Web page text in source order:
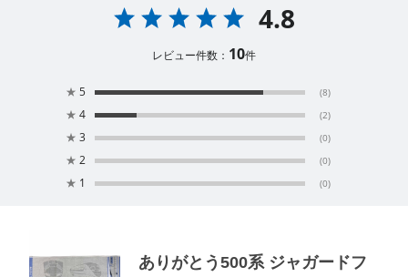
4.8
レビュー件数： 10件
★ 5 (8)
★ 4 (2)
★ 3 (0)
★ 2 (0)
★ 1 (0)
ありがとう500系 ジャガードフ